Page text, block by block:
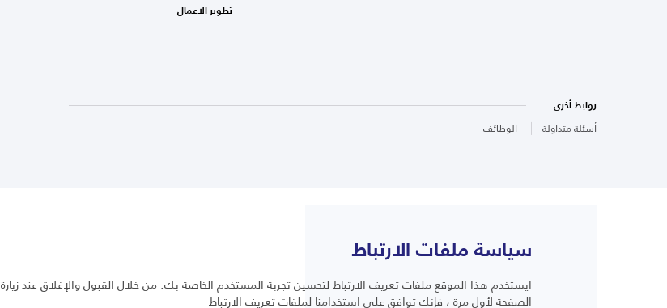
تطوير الاعمال
روابط أخرى
أسئلة متداولة
الوظائف
أسئلة متداولة
سياسة ملفات الارتباط
ايستخدم هذا الموقع ملفات تعريف الارتباط لتحسين تجربة المستخدم الخاصة بك. من خلال القبول والإغلاق عند زيارة
الصفحة لأول مرة ، فإنك توافق على استخدامنا لملفات تعريف الارتباط